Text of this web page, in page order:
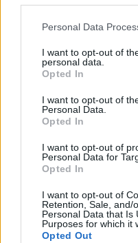
Personal Data
I want to opt-out of
personal data.
Opted In
I want to opt-out of
Personal Data.
Opted In
I want to opt-out of
Personal Data for
Opted In
I want to opt-out of
Retention, Sale, and/
Personal Data that Is
Purposes for which it
Opted Out